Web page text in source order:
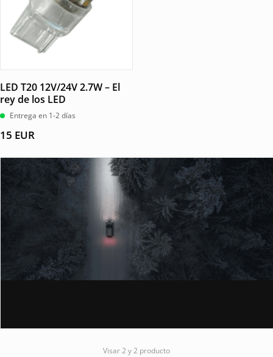
LED T20 12V/24V 2.7W – El
rey de los LED
Entrega en 1-2 días
15 EUR
Visar 2 y 2 producto